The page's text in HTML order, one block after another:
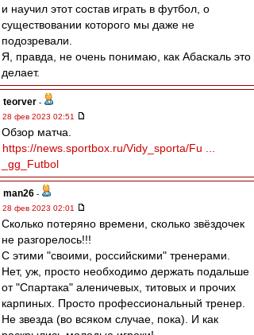
и научил этот состав играть в футбол, о
существовании которого мы даже не
подозревали.
Я, правда, не очень понимаю, как Абаскаль это
делает.
teorver -
28 фев 2023 02:51
Обзор матча.
https://news.sportbox.ru/Vidy_sporta/Fu ...
_gg_Futbol
man26 -
28 фев 2023 02:01
Сколько потеряно времени, сколько звёздочек
не разгорелось!!!
С этими "своими, российскими" тренерами.
Нет, уж, просто необходимо держать подальше
от "Спартака" аленичевых, титовых и прочих
карпиных. Просто профессиональный тренер.
Не звезда (во всяком случае, пока). И как